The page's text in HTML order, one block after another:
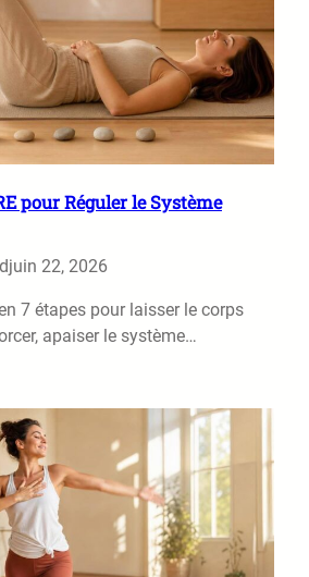
pour Réguler le Système
juin 22, 2026
7 étapes pour laisser le corps
apaiser le système…